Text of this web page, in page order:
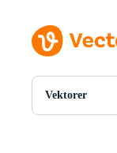
Vektorer
Alla Bilder